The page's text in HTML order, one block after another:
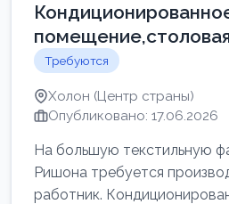
Требуются
Холон (Центр страны)
Опубликовано: 17.06.2026
На большую текстильную
Ришона требуется
работник.